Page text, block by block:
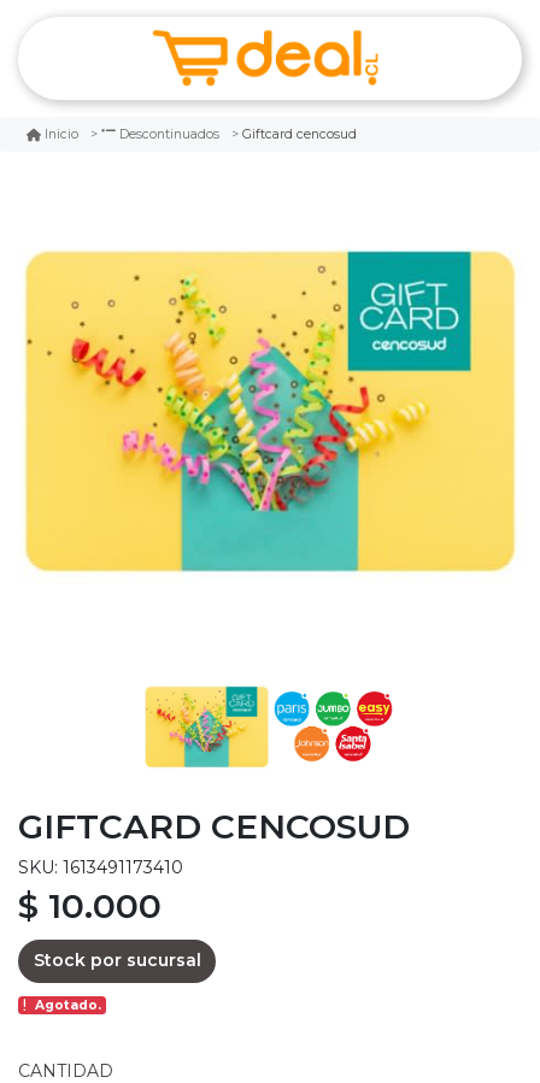
Inicio Descontinuados Giftcard cencosud
GIFTCARD CENCOSUD
SKU: 1613491173410
$ 10.000
Stock por sucursal
Agotado.
CANTIDAD